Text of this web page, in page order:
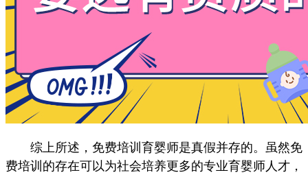
综上所述，免费培训育婴师是真假并存的。虽然免
费培训的存在可以为社会培养更多的专业育婴师人才，